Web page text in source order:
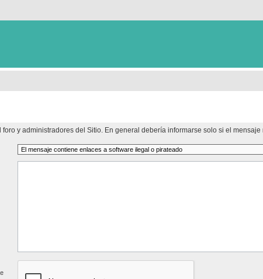
y administradores del Sitio. En general debería informarse solo si el